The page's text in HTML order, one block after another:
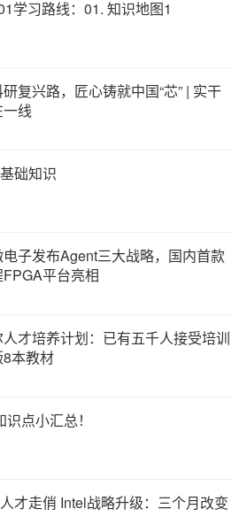
伐。理论知识与实践操作紧密结合，让
升工程开发能力。
学习路线：01. 知识地图1
复兴路，匠心铸就中国“芯” | 实干
线
础知识
电子发布Agent三大战略，国内首款
平台亮相
才培养计划：已有五千人接受培训
本教材
点小汇总！
才走俏 Intel战略升级：三个月改变